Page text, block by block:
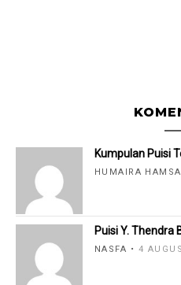
Kumpulan Puisi
HUMAIRA
Puisi Y. Thendra
NASFA 4